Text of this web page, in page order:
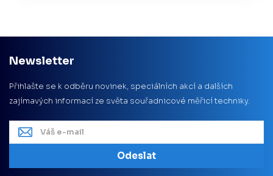
Newsletter
Přihlašte se k odběru novinek, speciálních akcí a dalších
zajímavých informací ze světa souřadnicové měřicí techniky.
Odeslat